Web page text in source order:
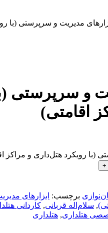
مدیریت و سرپرستی (با
و سرپرستی
اقامتی)
(با رویکرد هتل‌داری و مراکز
برچسب: ابزارهای
, سلام‌اله قربانی, کاردانی
هتلداری, هتلداری